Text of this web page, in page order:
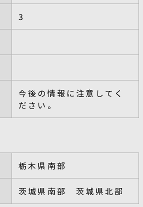
3
今後の情報に注意してく
ださい。
栃木県南部
茨城県南部 茨城県北部